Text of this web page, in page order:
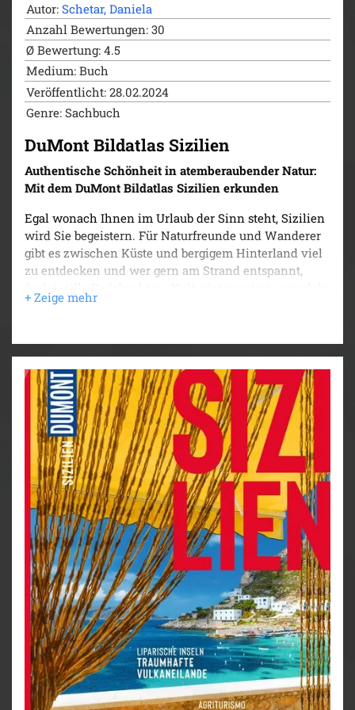
für Ihre Reise bereit. Locker geschriebene Texte lassen
die Region und ihre Traditionen lebendig werden.
Eine spektakuläre Bildfülle lädt zum Schmökern ein.
Für den schnellen Überblick finden Sie die
wichtigsten Infos kurz und übersichtlich am Ende
jedes Kapitels. Ob Sie zu Klettertouren im Zittauer
Gebirge aufbrechen, in Bautzen in die faszinierende
Altstadt das größte Flächendenkmal Deutschlands
erkunden: Lassen Sie sich zu Ihrem nächsten
Urlaubs- oder Ausflugsziel inspirieren und sammeln
Autor: Schetar, Daniela
Anzahl Bewertungen: 30
Ø Bewertung: 4.5
Medium: Buch
Veröffentlicht: 28.02.2024
Genre: Sachbuch
DuMont Bildatlas Sizilien
Authentische Schönheit in atemberaubender Natur:
Mit dem DuMont Bildatlas Sizilien erkunden
Egal wonach Ihnen im Urlaub der Sinn steht, Sizilien
wird Sie begeistern. Für Naturfreunde und Wanderer
gibt es zwischen Küste und bergigem Hinterland viel
zu entdecken und wer gern am Strand entspannt,
auf den Spuren antiker Geschichte und erkunden
und normannische Kirchen. Der DuMont Bildatlas
lässt Sie schon vor Ihrer Reise tief in die sizilianische
Lebensart eintauchen und verrät, wie Sie die größte
Insel im Mittelmeer am besten kennenlernen.
Das Beste erleben: die Top-Highlights aus Kultur,
Genuss und Abenteuer auf einen Blick
Unsere Favoriten: die schönsten Sandstrände,
Bergdörfer und Restaurants mit Ausblick
Wandern durchs Vulkanpanorama oder
Fahrradtour zum weißen Gold: Tipps für
nachhaltige Ausflüge und Abenteuer in der Natur
Unvergessliche Momente und besondere
Souvenirs: was Sie aus dem Sizilien-Urlaub
mitnehmen können
DuMont Zur Sache: ein kritischer Blick auf
aktuelle Themen und typisch Sizilianisches
Fantastische Bilder und Texte zum Träumen: Auf
Streifzug zwischen Bergen und Meer